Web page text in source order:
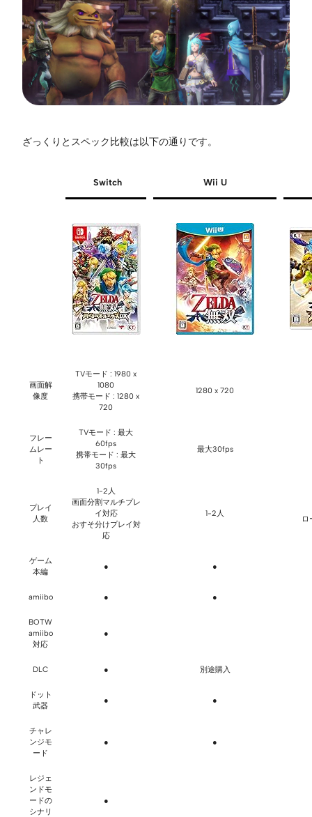
ざっくりとスペック比較は以下の通りです。
Switch Wii U
画面解
像度
TVモード : 1980 x
1080
携帯モード : 1280 x
720
1280 x 720
フレー
ムレー
ト
TVモード : 最大
60fps
携帯モード : 最大
30fps
最大30fps
プレイ
人数
1-2人
画面分割マルチプレ
イ対応
おすそ分けプレイ対
応
1-2人
ロ
ゲーム
本編
● ●
amiibo ● ●
BOTW
amiibo
対応
●
DLC ● 別途購入
ドット
武器
● ●
チャレ
ンジモ
ード
● ●
レジェ
ンドモ
ードの
シナリ
●